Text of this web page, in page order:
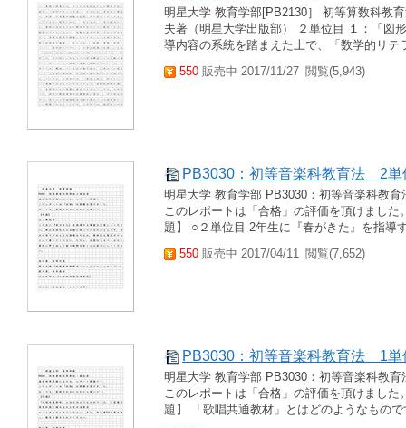
明星大学 教育学部[PB2130］ 初等算数科教
夫著（明星大学出版部） ２単位目 １：「図
導内容の系統を踏まえた上で、「数学的リ
550 販売中 2017/11/27 閲覧(5,943)
PB3030：初等音楽科教育法 2単
明星大学 教育学部 PB3030：初等音楽科教
このレポートは「合格」の評価を頂けまし
題】 ○２単位目 2年生に『春がきた』を指導
550 販売中 2017/04/11 閲覧(7,652)
PB3030：初等音楽科教育法 1単
明星大学 教育学部 PB3030：初等音楽科教
このレポートは「合格」の評価を頂けまし
題】 「歌唱共通教材」とはどのようなもの